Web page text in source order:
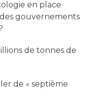
en place
gouvernements
de tonnes de
de « septième